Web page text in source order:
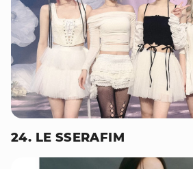
24. LE SSERAFIM